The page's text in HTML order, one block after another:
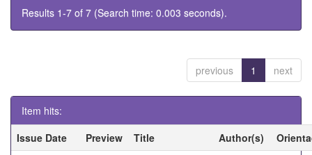
Results 1-7 of 7 (Search time: 0.003 seconds).
previous 1 next
Item hits:
Issue Date
Preview Title Author(s)